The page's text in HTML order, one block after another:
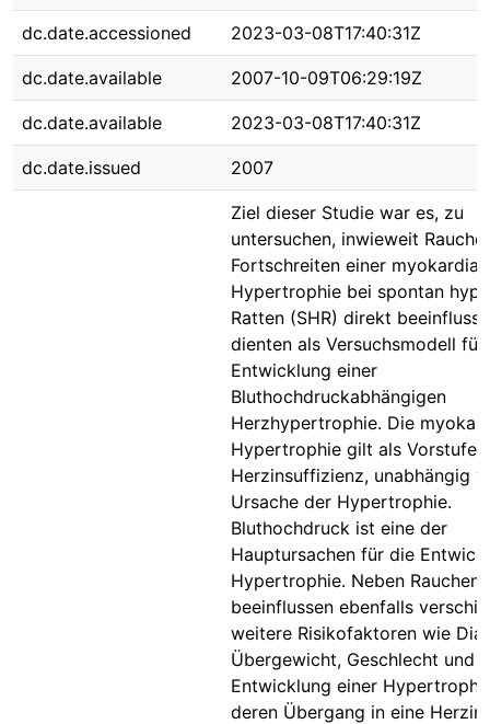
dc.date.accessioned 2023-03-08T17:40:31Z
dc.date.available 2007-10-09T06:29:19Z
dc.date.available 2023-03-08T17:40:31Z
dc.date.issued 2007
Ziel dieser Studie war es, zu
untersuchen, inwieweit
Fortschreiten einer
Hypertrophie bei spontan
Ratten (SHR) direkt
dienten als Versuchsmodell für
Entwicklung einer
Bluthochdruckabhängigen
Herzhypertrophie. Die
Hypertrophie gilt als Vorstufe
Herzinsuffizienz, unabhängig
Ursache der Hypertrophie.
Bluthochdruck ist eine der
Hauptursachen für die
Hypertrophie. Neben Rauchen
beeinflussen ebenfalls
weitere Risikofaktoren wie
Übergewicht, Geschlecht und
Entwicklung einer
deren Übergang in eine